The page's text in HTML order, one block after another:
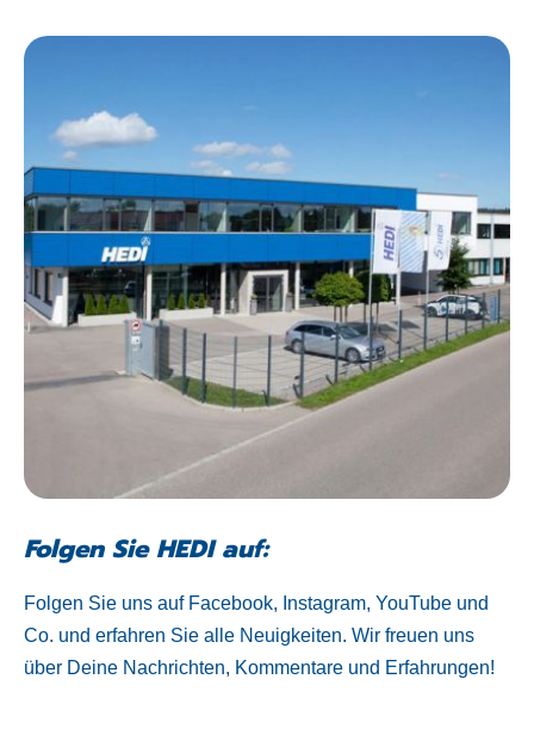
Folgen Sie HEDI auf:
Folgen Sie uns auf Facebook, Instagram, YouTube und
Co. und erfahren Sie alle Neuigkeiten. Wir freuen uns
über Deine Nachrichten, Kommentare und Erfahrungen!